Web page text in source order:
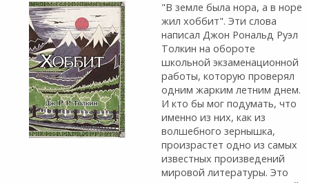
"В земле была нора, а в норе
жил хоббит". Эти слова
написал Джон Рональд Руэл
Толкин на обороте
школьной экзаменационной
работы, которую проверял
одним жарким летним днем.
И кто бы мог подумать, что
именно из них, как из
волшебного зернышка,
произрастет одно из самых
известных произведений
мировой литературы. Это